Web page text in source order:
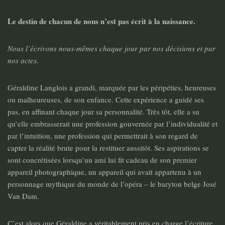
Le destin de chacun de nous n’est pas écrit à la naissance.
Nous l’écrivons nous-mêmes chaque jour par nos décisions et par
nos actes.
Géraldine Langlois a grandi, marquée par les péripéties, heureuses
ou malheureuses, de son enfance. Cette expérience a guidé ses
pas, en affinant chaque jour sa personnalité. Très tôt, elle a su
qu’elle embrasserait une profession gouvernée par l’individualité et
par l’intuition, une profession qui permettrait à son regard de
capter la réalité brute pour la restituer aussitôt. Ses aspirations se
sont concrétisées lorsqu’un ami lui fit cadeau de son premier
appareil photographique, un appareil qui avait appartenu à un
personnage mythique du monde de l’opéra – le baryton belge José
Van Dam.
C’est alors que Géraldine a véritablement pris en charge l’écriture